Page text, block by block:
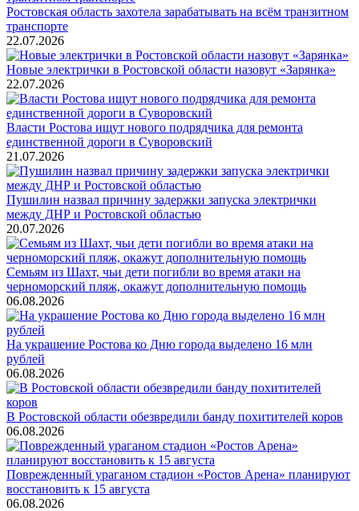
Ростовская область захотела зарабатывать на всём транзитном
транспорте
22.07.2026
Новые электрички в Ростовской области назовут «Зарянка»
22.07.2026
Власти Ростова ищут нового подрядчика для ремонта
единственной дороги в Суворовский
21.07.2026
Пушилин назвал причину задержки запуска электрички
между ДНР и Ростовской областью
20.07.2026
Семьям из Шахт, чьи дети погибли во время атаки на
черноморский пляж, окажут дополнительную помощь
06.08.2026
На украшение Ростова ко Дню города выделено 16 млн
рублей
06.08.2026
В Ростовской области обезвредили банду похитителей коров
06.08.2026
Поврежденный ураганом стадион «Ростов Арена» планируют
восстановить к 15 августа
06.08.2026